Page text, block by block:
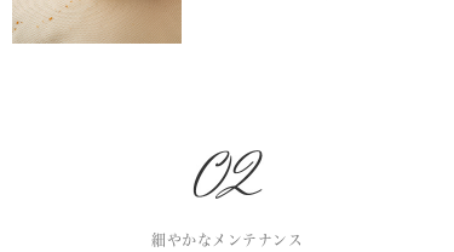
細やかなメンテナンス